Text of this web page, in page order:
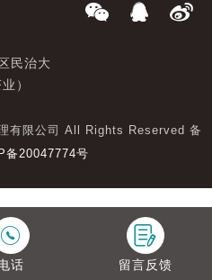
民治大
）
有限公司 All Rights Reserved 备
备20047774号
话 留言反馈